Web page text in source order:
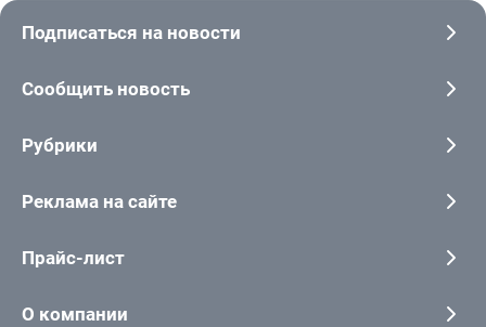
Подписаться на новости
Сообщить новость
Рубрики
Реклама на сайте
Прайс-лист
О компании